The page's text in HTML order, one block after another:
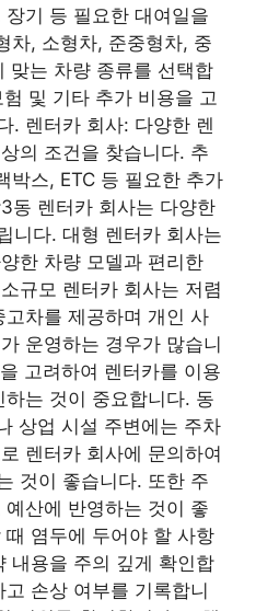
기 등 필요한 대여일을
차, 소형차, 준중형차, 중
맞는 차량 종류를 선택합
및 기타 추가 비용을 고
. 렌터카 회사: 다양한 렌
의 조건을 찾습니다. 추
박스, ETC 등 필요한 추가
동 렌터카 회사는 다양한
니다. 대형 렌터카 회사는
한 차량 모델과 편리한
규모 렌터카 회사는 저렴
차를 제공하며 개인 사
운영하는 경우가 많습니
고려하여 렌터카를 이용
는 것이 중요합니다. 동
상업 시설 주변에는 주차
렌터카 회사에 문의하여
것이 좋습니다. 또한 주
산에 반영하는 것이 좋
염두에 두어야 할 사항
내용을 주의 깊게 확인합
손상 여부를 기록합니